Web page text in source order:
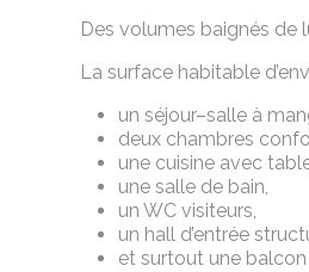
Des volumes baignés de
La surface habitable
un séjour–salle à
deux chambres
une cuisine avec
une salle de bain,
un WC visiteurs,
un hall d’entrée
et surtout une